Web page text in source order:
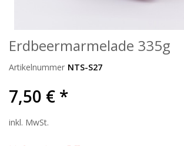
Erdbeermarmelade 335g
Artikelnummer NTS-S27
7,50 € *
inkl. MwSt.